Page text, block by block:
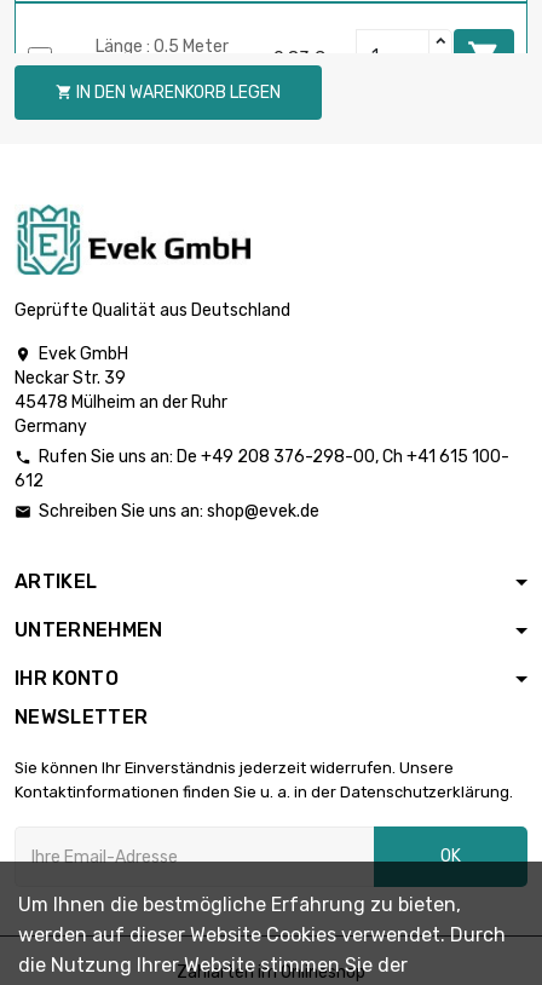
Länge : 0.5 Meter
Durchmesser : 2mm
0,83 € 
Länge : 0.02 Meter
Durchmesser : 3mm
Durchmesser : 3mm
0,83 €
Durchmesser : 3mm
Länge : 0.2 Meter
Durchmesser : 3mm
Länge : 0.4 Meter
Durchmesser : 3mm
2,77 €
 IN DEN WARENKORB LEGEN
Geprüfte Qualität aus Deutschland

Evek GmbH
Neckar Str. 39
45478 Mülheim an der Ruhr
Germany
 Rufen Sie uns an: De +49 208 376-298-00, Ch +41 615 100-
612
 Schreiben Sie uns an: shop@evek.de
ARTIKEL
UNTERNEHMEN
IHR KONTO
NEWSLETTER
Sie können Ihr Einverständnis jederzeit widerrufen. Unsere
Kontaktinformationen finden Sie u. a. in der Datenschutzerklärung.
OK
Zahlarten im Onlineshop
Um Ihnen die bestmögliche Erfahrung zu bieten,
werden auf dieser Website Cookies verwendet. Durch
die Nutzung Ihrer Website stimmen Sie der